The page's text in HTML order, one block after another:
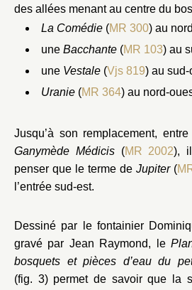
des allées menant au centre du
La Comédie (MR 300) au
une Bacchante (MR 103) au
une Vestale (Vjs 819) au sud-
Uranie (MR 364) au nord-
Jusqu’à son remplacement,
Ganymède Médicis(MR 2002),
penser que le terme de Jupiter(
l’entrée sud-est.
Dessiné par le fontainier
gravé par Jean Raymond, le
bosquets et pièces d’eau du
(fig. 3) permet de savoir que la